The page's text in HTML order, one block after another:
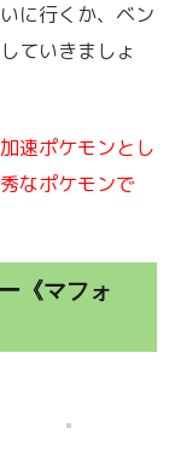
に行くか、ベン
ていきましょ
速ポケモンとし
なポケモンで
《マフォ